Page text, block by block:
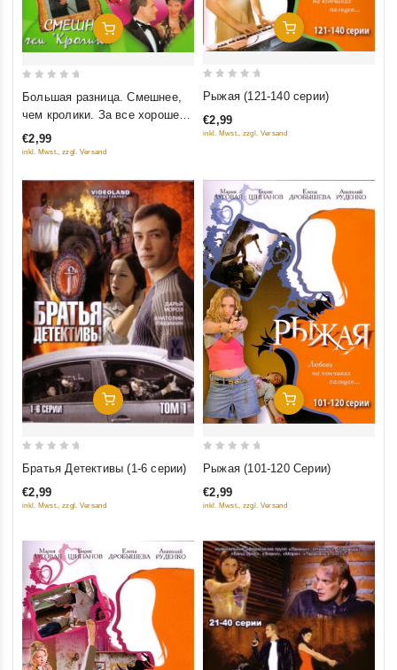
Добавить В Корзину
5
Большая разница. Смешнее,
чем кролики. За все хорошее!
(3 в 1)
€2,99
inkl. Mwst., zzgl. Versand
Добавить В Корзину
of
Рыжая (121-140 серии)
€2,99
inkl. Mwst., zzgl. Versand
Добавить В Корзину
out
of
Братья Детективы (1-6 серии)
€2,99
inkl. Mwst., zzgl. Versand
Добавить В Корзину
of
Рыжая (101-120 Серии)
€2,99
inkl. Mwst., zzgl. Versand